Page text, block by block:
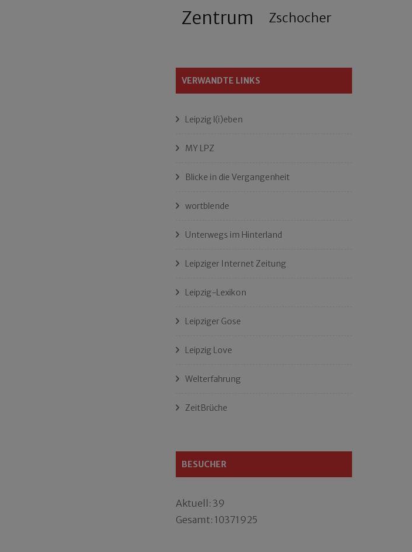
Zentrum Zschocher
VERWANDTE LINKS
Leipzig l(i)eben
MY LPZ
Blicke in die Vergangenheit
wortblende
Unterwegs im Hinterland
Leipziger Internet Zeitung
Leipzig-Lexikon
Leipziger Gose
Leipzig Love
Welterfahrung
ZeitBrüche
BESUCHER
Aktuell: 39
Gesamt: 10371925